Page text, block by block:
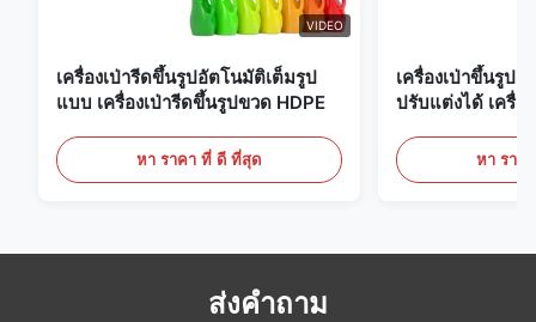
VIDEO
เครื่องเป่ารีดขึ้นรูปอัตโนมัติเต็มรูป
แบบ เครื่องเป่ารีดขึ้นรูปขวด HDPE
หา ราคา ที่ ดี ที่สุด
เครื่องเป่าขึ้นรูป
ปรับแต่งได้ เครื่อ
หา ราค
ส่งคำถาม